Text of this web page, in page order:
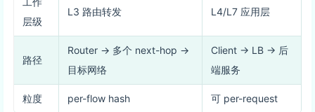
层级
L3 路由转发 L4/L7 应用层
路径
Router → 多个 next-hop →
目标网络
Client → LB → 后
端服务
粒度 per-flow hash 可 per-request